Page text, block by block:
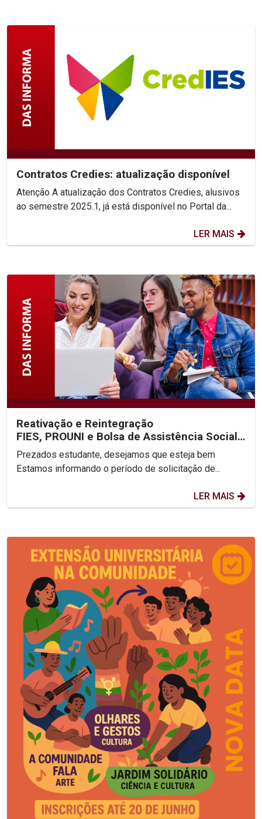
Contratos Credies: atualização disponível
Atenção A atualização dos Contratos Credies, alusivos
ao semestre 2025.1, já está disponível no Portal da...
LER MAIS
Reativação e Reintegração
FIES, PROUNI e Bolsa de Assistência Social
2025.2
Prezados estudante, desejamos que esteja bem
Estamos informando o período de solicitação de...
LER MAIS